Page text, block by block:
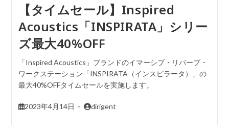
【タイムセール】Inspired
Acoustics「INSPIRATA」シリー
ズ最大40%OFF
「Inspired Acoustics」ブランドのイマーシブ・リバーブ・
ワークステーション「INSPIRATA（インスピラータ）」の
最大40%OFFタイムセールを実施します。
2023年4月14日 dirigent